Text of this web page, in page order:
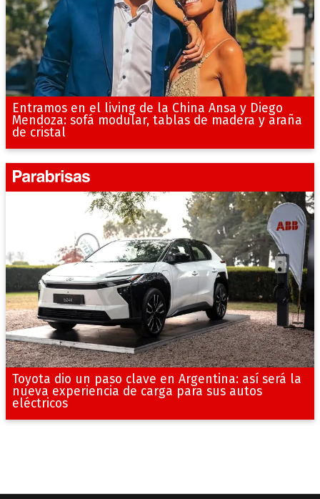
Entramos en el living de la China Ansa y Diego
Mendoza: sofá modular, tablas de madera y araña
de cristal
Toyota dio un paso clave en Argentina: así será la
nueva experiencia de carga para sus autos
eléctricos